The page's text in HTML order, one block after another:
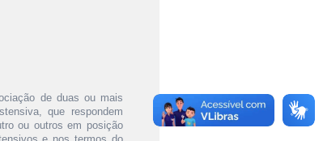
de duas ou mais
que respondem
ou outros em posição